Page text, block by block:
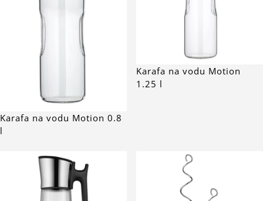
Karafa na vodu Motion 0.8
l
Karafa na vodu Motion
1.25 l